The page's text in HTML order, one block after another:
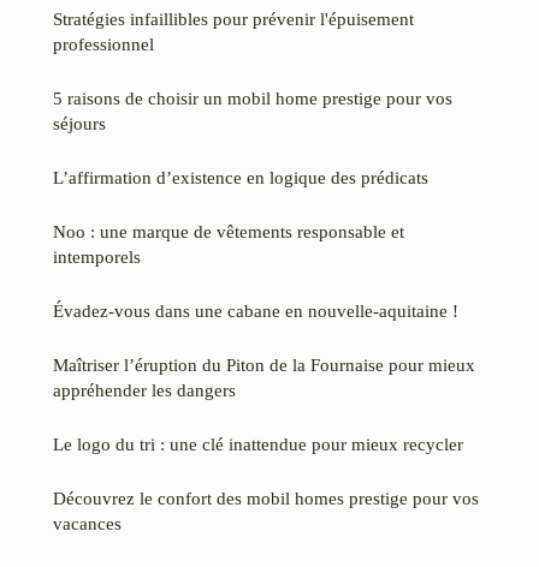
Stratégies infaillibles pour prévenir l'épuisement
professionnel
5 raisons de choisir un mobil home prestige pour vos
séjours
L’affirmation d’existence en logique des prédicats
Noo : une marque de vêtements responsable et
intemporels
Évadez-vous dans une cabane en nouvelle-aquitaine !
Maîtriser l’éruption du Piton de la Fournaise pour mieux
appréhender les dangers
Le logo du tri : une clé inattendue pour mieux recycler
Découvrez le confort des mobil homes prestige pour vos
vacances